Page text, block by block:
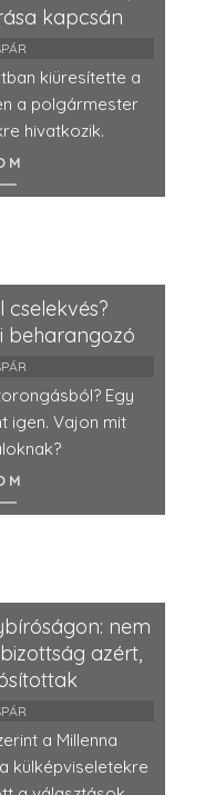
kapcsán
kiüresítette a
a polgármester
hivatkozik.
beharangozó
Egy
igen. Vajon mit
nem
azért,
a Millenna
külképviseletekre